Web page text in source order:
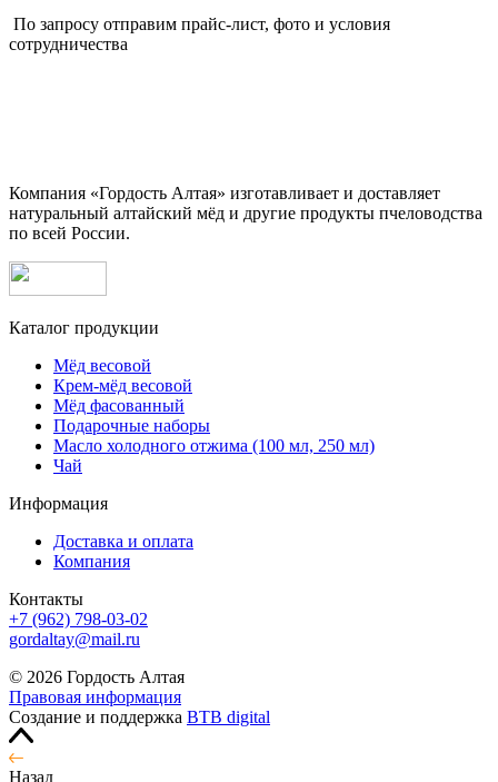
По запросу отправим прайс-лист, фото и условия
сотрудничества
Компания «Гордость Алтая» изготавливает и доставляет
натуральный алтайский мёд и другие продукты пчеловодства
по всей России.
Каталог продукции
Мёд весовой
Крем-мёд весовой
Мёд фасованный
Подарочные наборы
Масло холодного отжима (100 мл, 250 мл)
Чай
Информация
Доставка и оплата
Компания
Контакты
+7 (962) 798-03-02
gordaltay@mail.ru
© 2026 Гордость Алтая
Правовая информация
Создание и поддержка BTB digital
Назад